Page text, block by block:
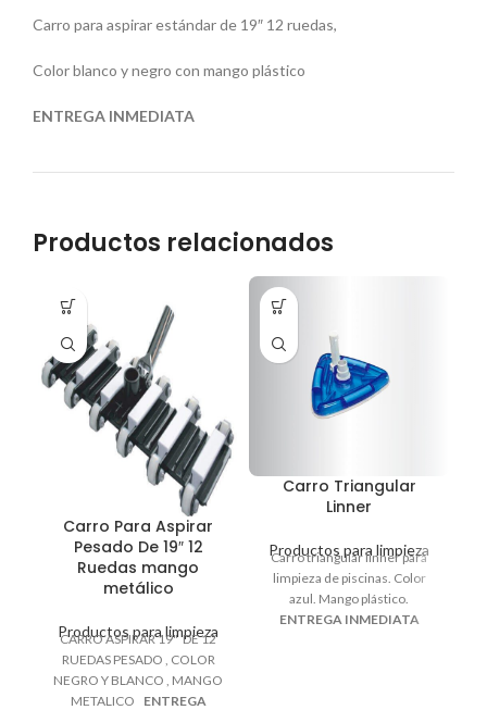
Carro para aspirar estándar de 19″ 12 ruedas,
Color blanco y negro con mango plástico
ENTREGA INMEDIATA
Productos relacionados
Carro Para Aspirar
Pesado De 19″ 12
Ruedas mango
metálico
Productos para limpieza
CARRO ASPIRAR 19" DE 12
RUEDAS PESADO , COLOR
NEGRO Y BLANCO , MANGO
METALICO
ENTREGA
Carro Triangular
Linner
Productos para limpieza
Carro triangular linner para
limpieza de piscinas. Color
azul. Mango plástico.
ENTREGA INMEDIATA